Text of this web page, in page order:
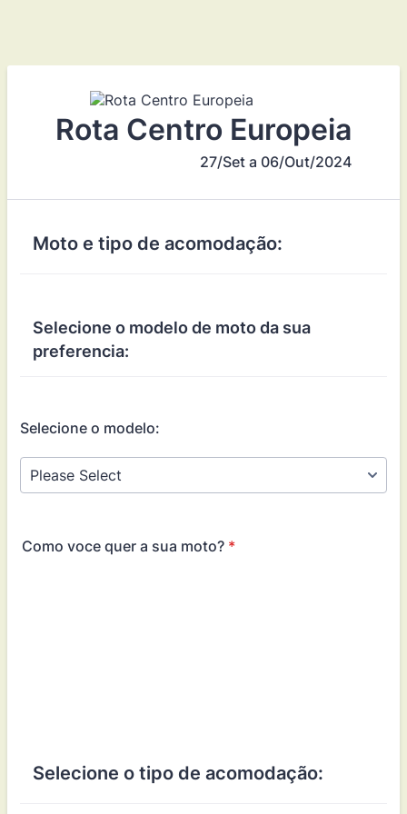
Rota Centro Europeia
27/Set a 06/Out/2024
Moto e tipo de acomodação:
Selecione o modelo de moto da sua
preferencia:
Selecione o modelo:
Como voce quer a sua moto? *
Selecione o tipo de acomodação: